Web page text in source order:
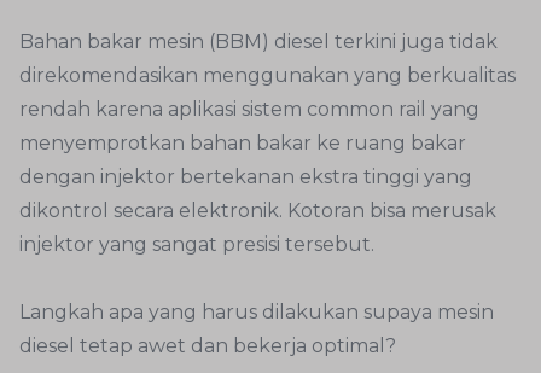
Bahan bakar mesin (BBM) diesel terkini juga tidak
direkomendasikan menggunakan yang berkualitas
rendah karena aplikasi sistem common rail yang
menyemprotkan bahan bakar ke ruang bakar
dengan injektor bertekanan ekstra tinggi yang
dikontrol secara elektronik. Kotoran bisa merusak
injektor yang sangat presisi tersebut.
Langkah apa yang harus dilakukan supaya mesin
diesel tetap awet dan bekerja optimal?